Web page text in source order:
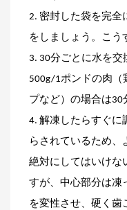
2. 密封した袋を完全
をしましょう。こう
3. 30分ごとに水を
500g/1ポンドの肉（
プなど）の場合は30
4. 解凍したらすぐに
らされているため、
絶対にしてはいけな
すが、中心部分は凍
を変性させ、硬く歯